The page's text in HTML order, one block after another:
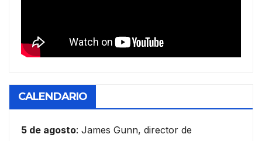
CALENDARIO
5 de agosto: James Gunn, director de